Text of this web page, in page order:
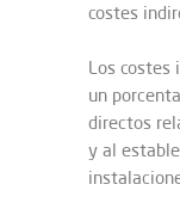
costes
Los costes
un
directos
y al